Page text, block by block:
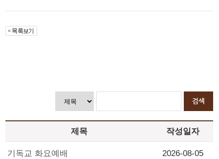
제목 작성일자
기독교 화요예배 2026-08-05